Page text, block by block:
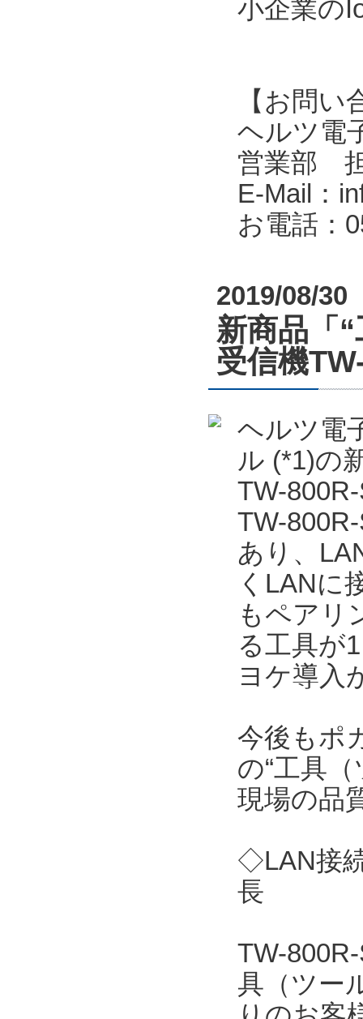
小企業の
【お問い
ヘルツ電
営業部
E-Mail：
お電話：
2019/08/30
新商品「
受信機
ヘルツ電
ル (*1)の
TW-
TW-
あり、
くLANに
もペアリ
る工具が
ヨケ導入
今後もポ
の“工具
現場の品
◇LAN接
長
TW-
具（ツー